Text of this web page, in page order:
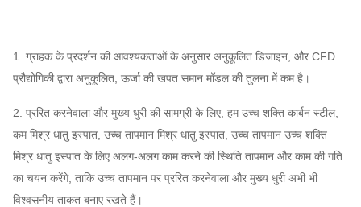
1. ग्राहक के प्रदर्शन की आवश्यकताओं के अनुसार अनुकूलित डिजाइन, और CFD
प्रौद्योगिकी द्वारा अनुकूलित, ऊर्जा की खपत समान मॉडल की तुलना में कम है।
2. प्ररित करनेवाला और मुख्य धुरी की सामग्री के लिए, हम उच्च शक्ति कार्बन स्टील,
कम मिश्र धातु इस्पात, उच्च तापमान मिश्र धातु इस्पात, उच्च तापमान उच्च शक्ति
मिश्र धातु इस्पात के लिए अलग-अलग काम करने की स्थिति तापमान और काम की गति
का चयन करेंगे, ताकि उच्च तापमान पर प्ररित करनेवाला और मुख्य धुरी अभी भी
विश्वसनीय ताकत बनाए रखते हैं।